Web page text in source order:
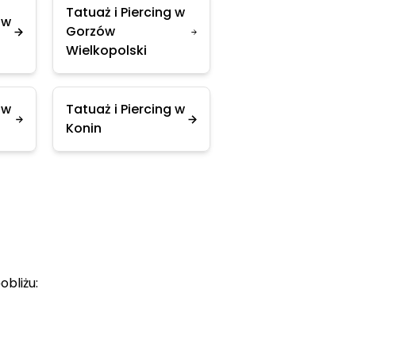
Tatuaż i Piercing w
Gorzów
Wielkopolski
Tatuaż i Piercing w
Konin